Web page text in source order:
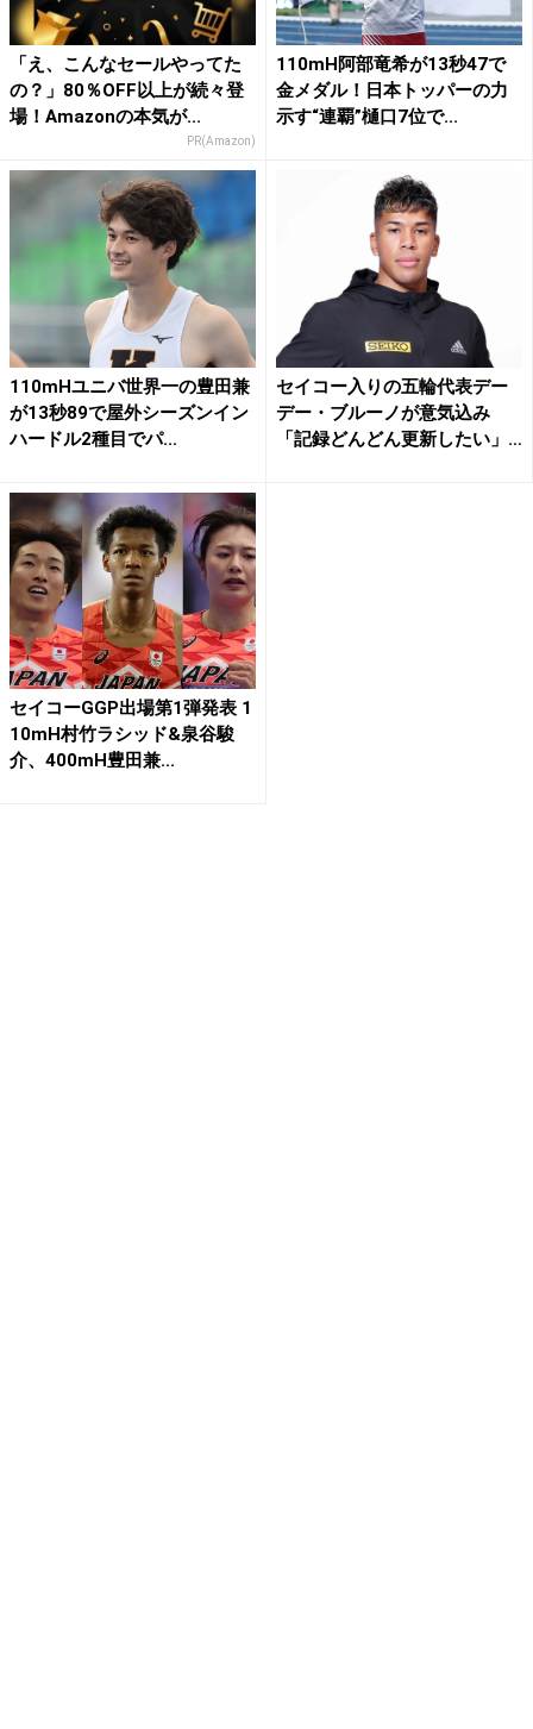
「え、こんなセールやってた
の？」80％OFF以上が続々登
場！Amazonの本気が...
PR(Amazon)
110mH阿部竜希が13秒47で
金メダル！日本トッパーの力
示す“連覇”樋口7位で...
110mHユニバ世界一の豊田兼
が13秒89で屋外シーズンイン
ハードル2種目でパ...
セイコー入りの五輪代表デー
デー・ブルーノが意気込み
「記録どんどん更新したい」
セイコーGGP出場第1弾発表 1
10mH村竹ラシッド&泉谷駿
介、400mH豊田兼...